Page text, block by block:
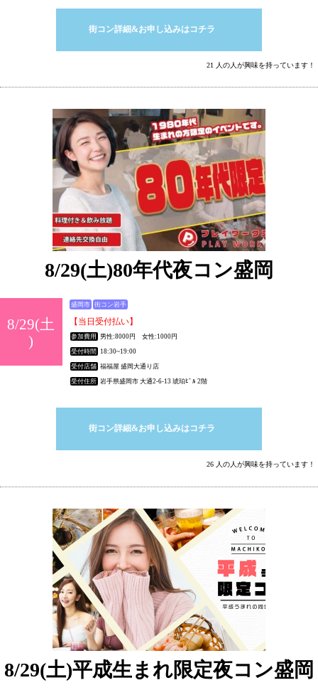
街コン詳細&お申し込みはコチラ
21 人の人が興味を持っています！
8/29(土)80年代夜コン盛岡
8/29(土
)
盛岡市 街コン岩手
【当日受付払い】
参加費用 男性:8000円 女性:1000円
受付時間 18:30~19:00
受付店舗 福福屋 盛岡大通り店
受付住所 岩手県盛岡市 大通2-6-13 琥珀ﾋﾞﾙ 2階
街コン詳細&お申し込みはコチラ
26 人の人が興味を持っています！
8/29(土)平成生まれ限定夜コン盛岡